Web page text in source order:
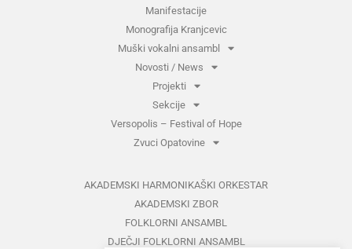
Manifestacije
Monografija Kranjcevic
Muški vokalni ansambl
Novosti / News
Projekti
Sekcije
Versopolis – Festival of Hope
Zvuci Opatovine
AKADEMSKI HARMONIKAŠKI ORKESTAR
AKADEMSKI ZBOR
FOLKLORNI ANSAMBL
DJEČJI FOLKLORNI ANSAMBL